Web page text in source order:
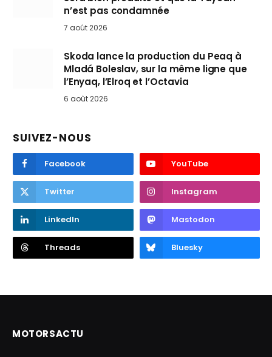
n’est pas condamnée
7 août 2026
Skoda lance la production du Peaq à
Mladá Boleslav, sur la même ligne que
l’Enyaq, l’Elroq et l’Octavia
6 août 2026
SUIVEZ-NOUS
Facebook YouTube
Twitter Instagram
LinkedIn Mastodon
Threads Bluesky
MOTORSACTU